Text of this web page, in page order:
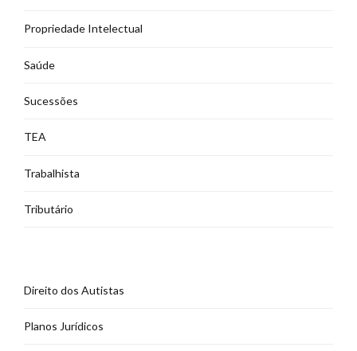
Propriedade Intelectual
Saúde
Sucessões
TEA
Trabalhista
Tributário
Direito dos Autistas
Planos Jurídicos